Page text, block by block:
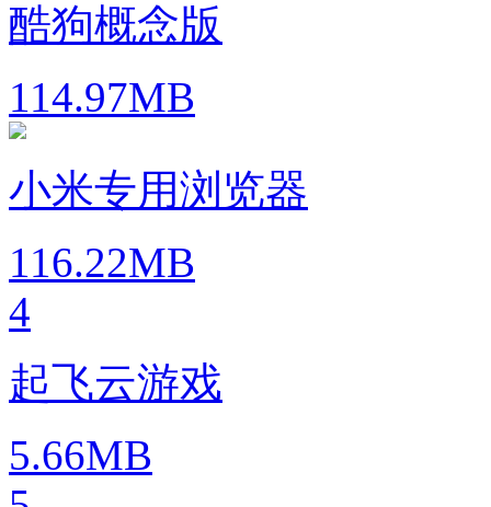
酷狗概念版
114.97MB
小米专用浏览器
116.22MB
4
起飞云游戏
5.66MB